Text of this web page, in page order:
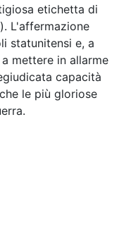
etichetta di
L'affermazione
statunitensi e, a
mettere in allarme
capacità
le più gloriose